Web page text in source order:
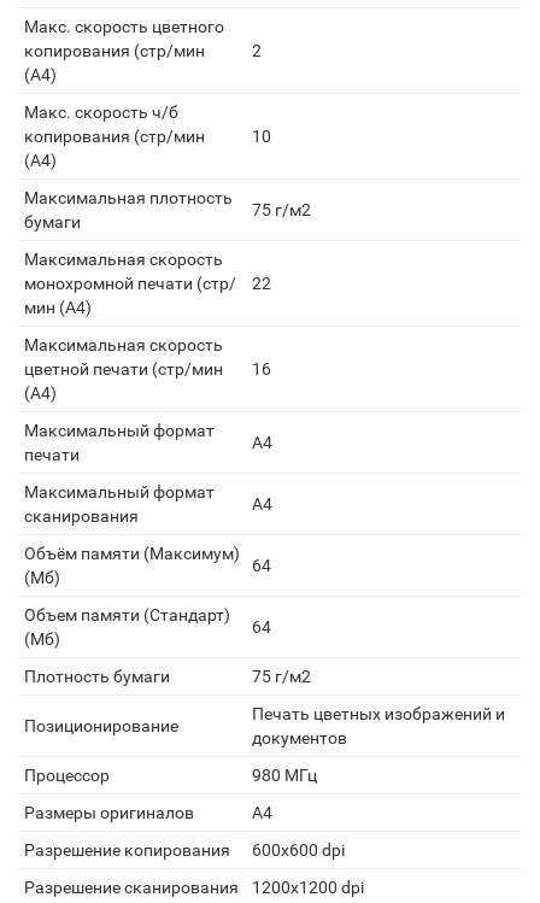
Макс. скорость цветного
копирования (стр/мин
(A4)
2
Макс. скорость ч/б
копирования (стр/мин
(A4)
10
Максимальная плотность
бумаги
75 г/м2
Максимальная скорость
монохромной печати (стр/
мин (A4)
22
Максимальная скорость
цветной печати (стр/мин
(A4)
16
Максимальный формат
печати
A4
Максимальный формат
сканирования
A4
Объём памяти (Максимум)
(Мб)
64
Объем памяти (Стандарт)
(Мб)
64
Плотность бумаги 75 г/м2
Позиционирование
Печать цветных изображений и
документов
Процессор
980 МГц
Размеры оригиналов
А4
Разрешение копирования
600x600 dpi
Разрешение сканирования
1200x1200 dpi